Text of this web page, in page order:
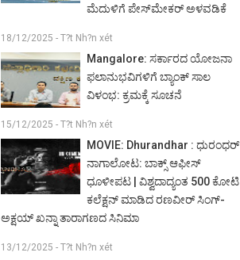
ಮೆದುಳಿಗೆ ಪೇಸ್‌ಮೇಕರ್ ಅಳವಡಿಕೆ
18/12/2025 - T?t Nh?n xét
Mangalore: ಸರ್ಕಾರದ ಯೋಜನಾ
ಫಲಾನುಭವಿಗಳಿಗೆ ಬ್ಯಾಂಕ್ ಸಾಲ
ವಿಳಂಭ: ಕ್ರಮಕ್ಕೆ ಸೂಚನೆ
15/12/2025 - T?t Nh?n xét
MOVIE: Dhurandhar : ಧುರಂಧರ್
ನಾಗಾಲೋಟ: ಬಾಕ್ಸ್ ಆಫೀಸ್
ಧೂಳೀಪಟ | ವಿಶ್ವದಾದ್ಯಂತ 500 ಕೋಟಿ
ಕಲೆಕ್ಷನ್ ಮಾಡಿದ ರಣವೀರ್ ಸಿಂಗ್-
ಅಕ್ಷಯ್ ಖನ್ನಾ ತಾರಾಗಣದ ಸಿನಿಮಾ
13/12/2025 - T?t Nh?n xét